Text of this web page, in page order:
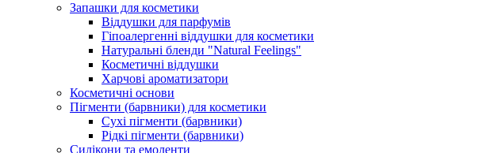
Запашки для косметики
Віддушки для парфумів
Гіпоалергенні віддушки для косметики
Натуральні бленди "Natural Feelings"
Косметичні віддушки
Харчові ароматизатори
Косметичні основи
Пігменти (барвники) для косметики
Сухі пігменти (барвники)
Рідкі пігменти (барвники)
Силікони та емоленти